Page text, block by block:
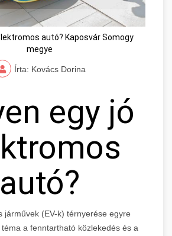
autó? Kaposvár Somogy
megye
Írta: Kovács Dorina
egy jó
autó?
járművek (EV-k) térnyerése egyre
a fenntartható közlekedés és a